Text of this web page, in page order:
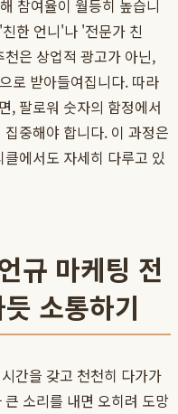
참여율이 월등히 높습니
한 언니'나 '전문가 친
은 상업적 광고가 아닌,
로 받아들여집니다. 따라
, 팔로워 숫자의 함정에서
중해야 합니다. 이 과정은
클에서도 자세히 다루고 있
규 마케팅 전
소통하기
간을 갖고 천천히 다가가
소리를 내면 오히려 도망